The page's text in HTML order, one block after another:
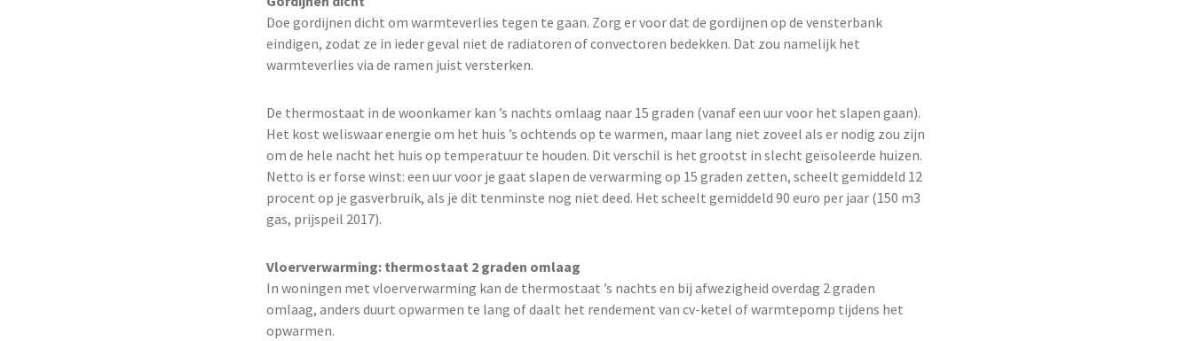
Doe gordijnen dicht om warmteverlies tegen te gaan. Zorg er voor dat de gordijnen op de vensterbank
eindigen, zodat ze in ieder geval niet de radiatoren of convectoren bedekken. Dat zou namelijk het
warmteverlies via de ramen juist versterken.
De thermostaat in de woonkamer kan ’s nachts omlaag naar 15 graden (vanaf een uur voor het slapen gaan).
Het kost weliswaar energie om het huis ’s ochtends op te warmen, maar lang niet zoveel als er nodig zou zijn
om de hele nacht het huis op temperatuur te houden. Dit verschil is het grootst in slecht geïsoleerde huizen.
Netto is er forse winst: een uur voor je gaat slapen de verwarming op 15 graden zetten, scheelt gemiddeld 12
procent op je gasverbruik, als je dit tenminste nog niet deed. Het scheelt gemiddeld 90 euro per jaar (150 m3
gas, prijspeil 2017).
Vloerverwarming: thermostaat 2 graden omlaag
In woningen met vloerverwarming kan de thermostaat ’s nachts en bij afwezigheid overdag 2 graden
omlaag, anders duurt opwarmen te lang of daalt het rendement van cv-ketel of warmtepomp tijdens het
opwarmen.